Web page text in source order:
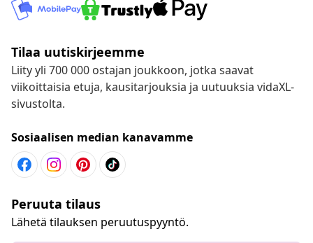
Tilaa uutiskirjeemme
Liity yli 700 000 ostajan joukkoon, jotka saavat
viikoittaisia etuja, kausitarjouksia ja uutuuksia vidaXL-
sivustolta.
Sosiaalisen median kanavamme
Peruuta tilaus
Lähetä tilauksen peruutuspyyntö.